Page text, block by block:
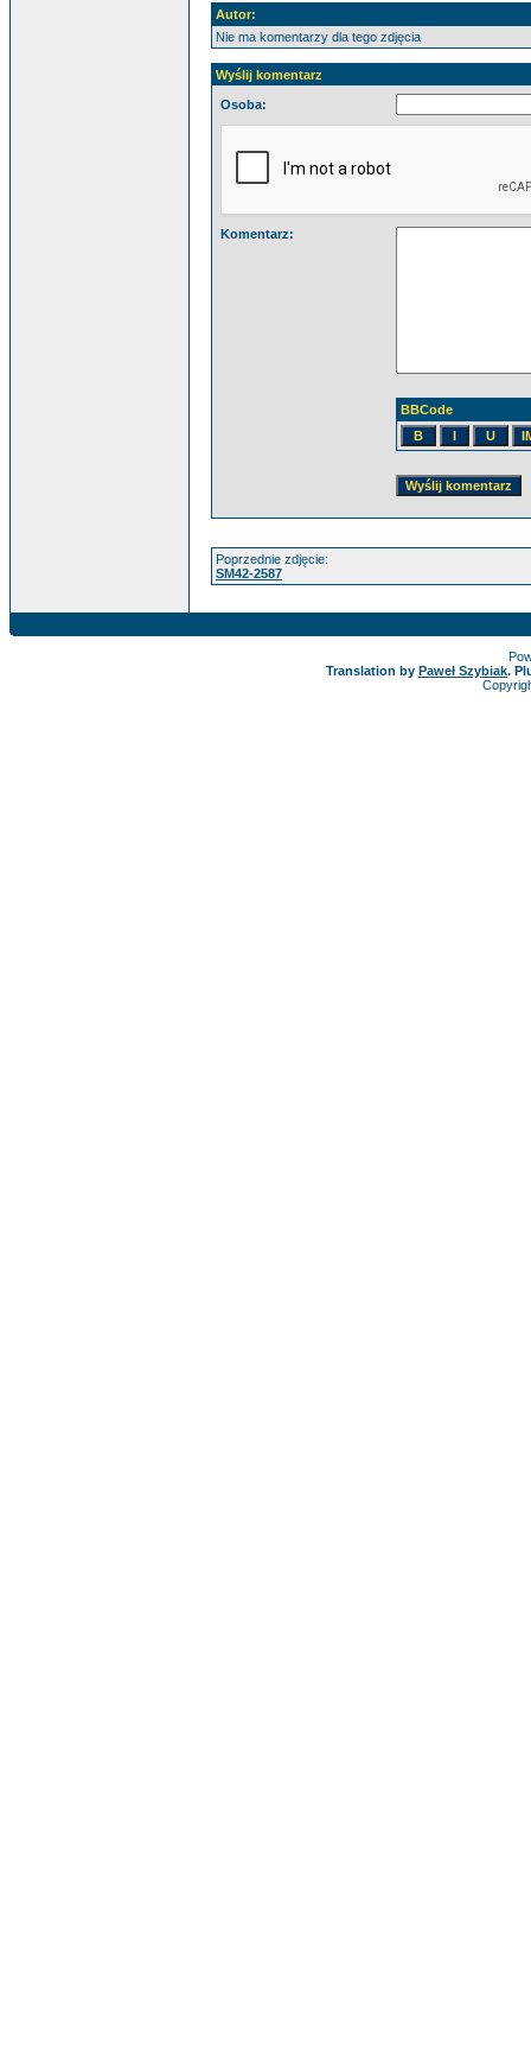
Autor:
Nie ma komentarzy dla tego zdjęcia
Wyślij komentarz
Osoba:
Komentarz:
BBCode
Poprzednie zdjęcie:
SM42-2587
Translation by Paweł Szybiak.